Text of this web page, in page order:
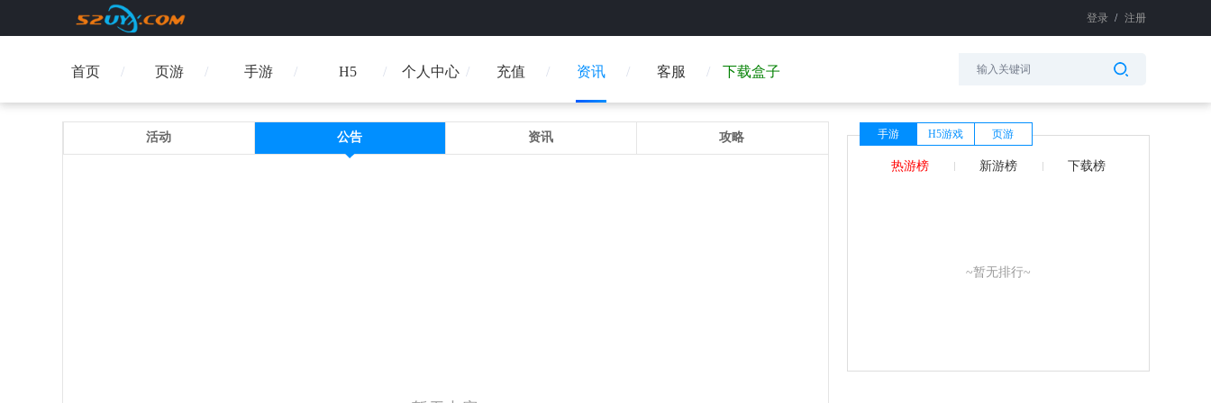
登录 / 注册
首页 手游 H5
页游 个人中心 充值 资讯 客服 下载盒子
活动 公告 资讯 攻略 手游 H5游戏 页游
热游榜 新游榜 下载榜
~暂无排行~